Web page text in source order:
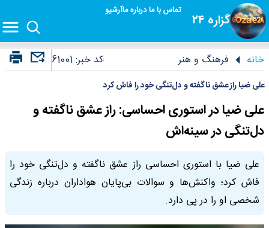
گزاره ۲۴
تماس با مادرباره ماآرشیو
خانه فرهنگ و هنر کد خبر:61001
علی ضیا راز عشق ناگفته و دل‌تنگی خود را فاش کرد
علی ضیا در استوری احساسی: راز عشق ناگفته و
دل‌تنگی در سینه‌اش
علی ضیا با استوری احساسی راز عشق ناگفته و دل‌تنگی خود را
فاش کرد؛ واکنش‌ها و سوالات بی‌پایان هواداران درباره زندگی
شخصی او را در پی دارد.